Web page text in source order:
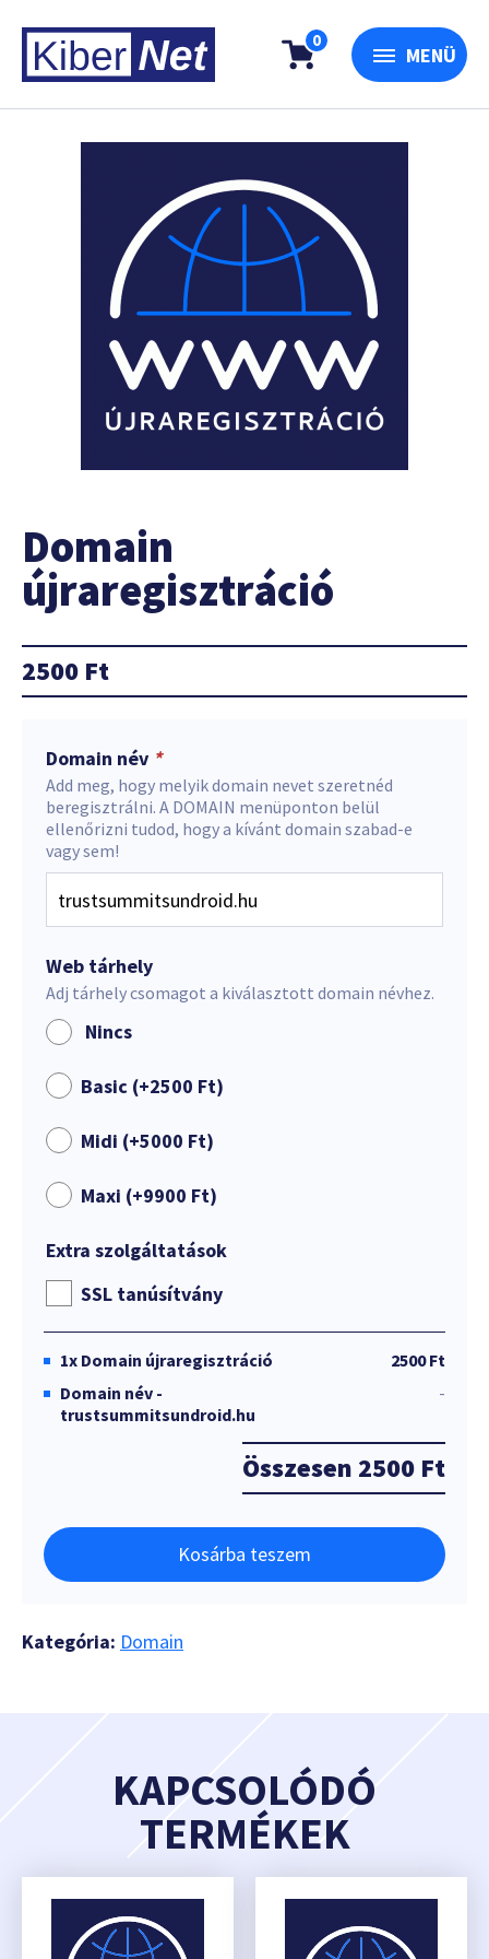
0
MENÜ
Domain
újraregisztráció
2500 Ft
Domain név *
Add meg, hogy melyik domain nevet szeretnéd
beregisztrálni. A DOMAIN menüponton belül
ellenőrizni tudod, hogy a kívánt domain szabad-e
vagy sem!
Web tárhely
Adj tárhely csomagot a kiválasztott domain névhez.
Nincs
Basic (+2500 Ft)
Midi (+5000 Ft)
Maxi (+9900 Ft)
Extra szolgáltatások
SSL tanúsítvány
1x Domain újraregisztráció
2500 Ft
Domain név -
trustsummitsundroid.hu
-
Összesen 2500 Ft
Kosárba teszem
Kategória: Domain
KAPCSOLÓDÓ
TERMÉKEK